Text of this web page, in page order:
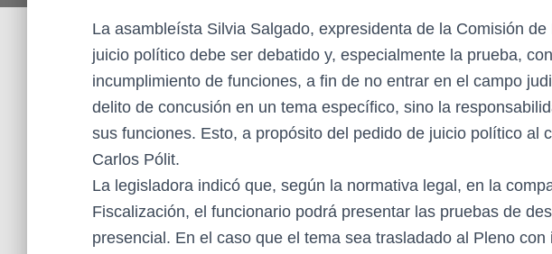
La asambleísta Silvia Salgado, expresidenta de la Comisión de
juicio político debe ser debatido y, especialmente la prueba,
incumplimiento de funciones, a fin de no entrar en el campo
delito de concusión en un tema específico, sino la
sus funciones. Esto, a propósito del pedido de juicio político al
Carlos Pólit.
La legisladora indicó que, según la normativa legal, en la
Fiscalización, el funcionario podrá presentar las pruebas de
presencial. En el caso que el tema sea trasladado al Pleno